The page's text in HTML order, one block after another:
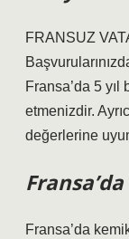
FRANSUZ
Fransa’da 5
etmenizdir.
değerlerine
Fransa’da